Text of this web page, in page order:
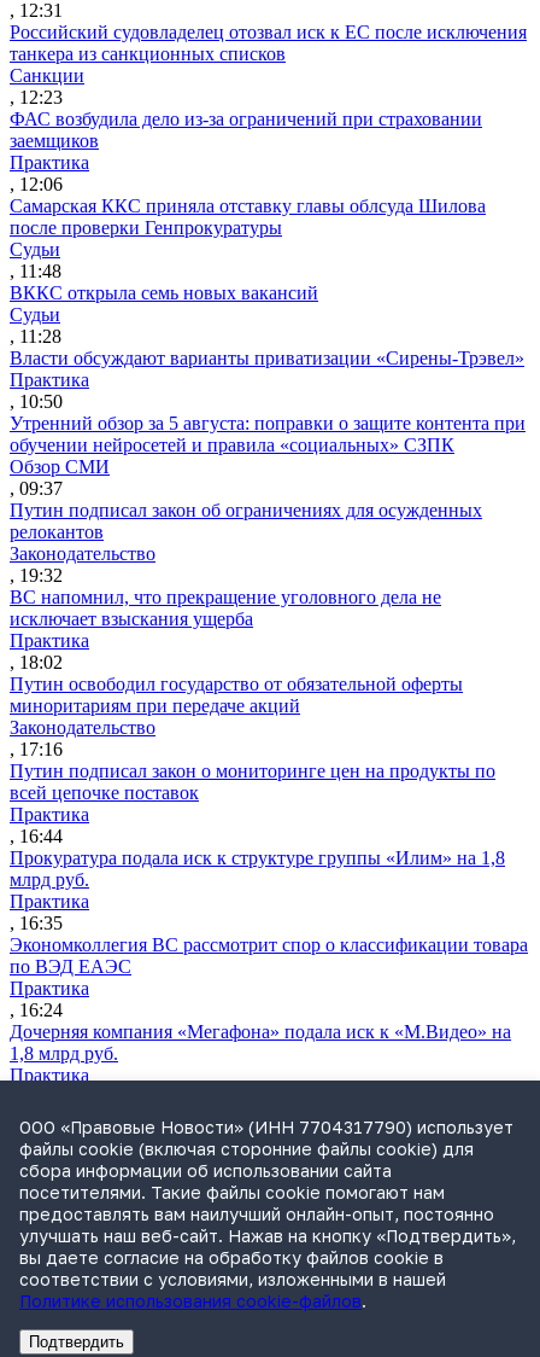
, 12:31
Российский судовладелец отозвал иск к ЕС после исключения
танкера из санкционных списков
Санкции
, 12:23
ФАС возбудила дело из-за ограничений при страховании
заемщиков
Практика
, 12:06
Самарская ККС приняла отставку главы облсуда Шилова
после проверки Генпрокуратуры
Судьи
, 11:48
ВККС открыла семь новых вакансий
Судьи
, 11:28
Власти обсуждают варианты приватизации «Сирены-Трэвел»
Практика
, 10:50
Утренний обзор за 5 августа: поправки о защите контента при
обучении нейросетей и правила «социальных» СЗПК
Обзор СМИ
, 09:37
Путин подписал закон об ограничениях для осужденных
релокантов
Законодательство
, 19:32
ВС напомнил, что прекращение уголовного дела не
исключает взыскания ущерба
Практика
, 18:02
Путин освободил государство от обязательной оферты
миноритариям при передаче акций
Законодательство
, 17:16
Путин подписал закон о мониторинге цен на продукты по
всей цепочке поставок
Практика
, 16:44
Прокуратура подала иск к структуре группы «Илим» на 1,8
млрд руб.
Практика
, 16:35
Экономколлегия ВС рассмотрит спор о классификации товара
по ВЭД ЕАЭС
Практика
, 16:24
Дочерняя компания «Мегафона» подала иск к «М.Видео» на
1,8 млрд руб.
Практика
СИП проверит отмену патента на систему управления
устройствами после возражений «Яндекса»
Практика
, 15:17
Суды 10 стран рассматривают иски российской «дочки»
Google о возврате дивидендов
Международная практика
, 14:09
ООО «Правовые Новости» (ИНН 7704317790) использует
файлы cookie (включая сторонние файлы cookie) для
сбора информации об использовании сайта
посетителями. Такие файлы cookie помогают нам
предоставлять вам наилучший онлайн-опыт, постоянно
улучшать наш веб-сайт. Нажав на кнопку «Подтвердить»,
вы даете согласие на обработку файлов cookie в
соответствии с условиями, изложенными в нашей
Политике использования cookie-файлов.
Подтвердить